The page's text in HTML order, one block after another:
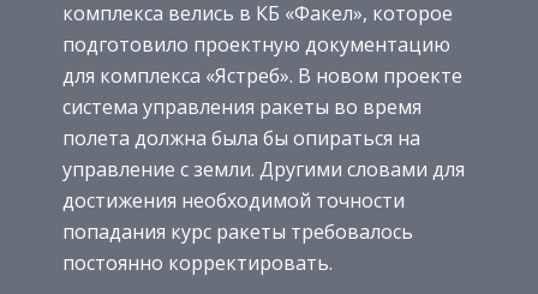
комплекса велись в КБ «Факел», которое
подготовило проектную документацию
для комплекса «Ястреб». В новом проекте
система управления ракеты во время
полета должна была бы опираться на
управление с земли. Другими словами для
достижения необходимой точности
попадания курс ракеты требовалось
постоянно корректировать.